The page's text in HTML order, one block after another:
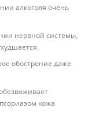
алкоголя очень
нервной системы,
обострение даже
кожа